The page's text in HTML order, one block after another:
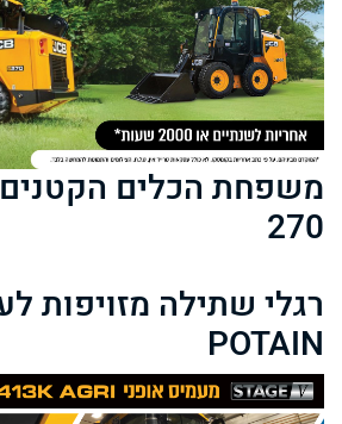
270
רגלי שתילה מזויפות
POTAIN